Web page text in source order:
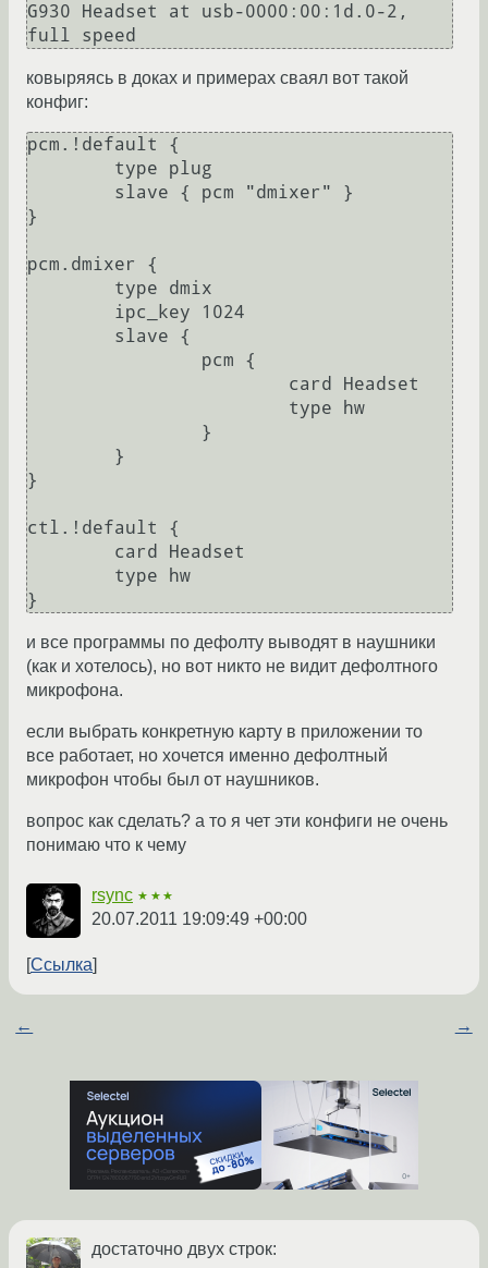
G930 Headset at usb-0000:00:1d.0-2,
ковыряясь в доках и примерах сваял вот такой
конфиг:
pcm.!default {
}
pcm.dmixer {
}
ctl.!default {
}
и все программы по дефолту выводят в наушники
(как и хотелось), но вот никто не видит дефолтного
микрофона.
если выбрать конкретную карту в приложении то
все работает, но хочется именно дефолтный
микрофон чтобы был от наушников.
вопрос как сделать? а то я чет эти конфиги не очень
понимаю что к чему
rsync ★★★
20.07.2011 19:09:49 +00:00
Ссылка
← →
достаточно двух строк: